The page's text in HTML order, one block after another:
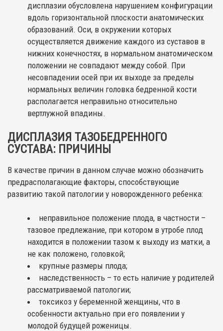
дисплазии обусловлена нарушением конфигурации
вдоль горизонтальной плоскости анатомических
образований. Оси, в окружении которых
осуществляется движение каждого из суставов в
нижних конечностях, в нормальном анатомическом
положении не совпадают между собой. При
несовпадении осей при их выходе за пределы
нормальных величин головка бедренной кости
располагается неправильно относительно
вертлужной впадины.
ДИСПЛАЗИЯ ТАЗОБЕДРЕННОГО
СУСТАВА: ПРИЧИНЫ
В качестве причин в данном случае можно обозначить
предрасполагающие факторы, способствующие
развитию такой патологии у новорожденного ребенка:
неправильное положение плода, в частности –
тазовое предлежание, при котором в утробе плод
находится в положении тазом к выходу из матки, а
не как положено, головкой;
крупные размеры плода;
наследственность – то есть наличие у родителей
рассматриваемой патологии;
токсикоз у беременной женщины, что в
особенности актуально при его появлении у
молодой будущей роженицы.